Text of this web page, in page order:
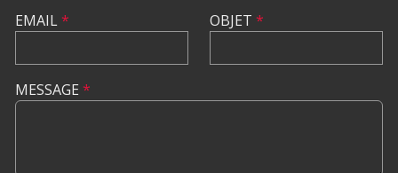
EMAIL* OBJET *
MESSAGE *